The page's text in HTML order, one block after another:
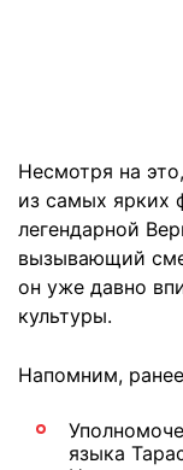
Несмотря на
из самых ярких
легендарной
вызывающий
он уже давно
культуры.
Напомним, ранее
языка